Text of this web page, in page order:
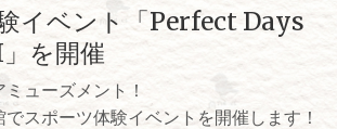
イベント「Perfect Days
を開催
ューズメント！
スポーツ体験イベントを開催します！